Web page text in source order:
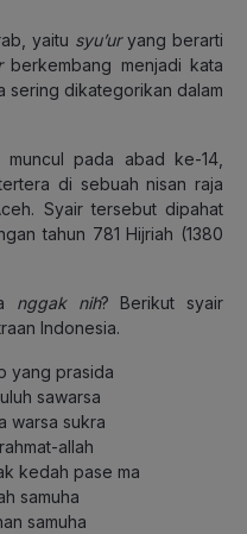
yaitu syu’uryang berarti
berkembang menjadi kata
sering dikategorikan dalam
pada abad ke-14,
di sebuah nisan raja
Syair tersebut dipahat
tahun 781 Hijriah (1380
nggak nih? Berikut syair
Indonesia.
yang prasida
sawarsa
warsa sukra
allah
kedah pase ma
samuha
samuha